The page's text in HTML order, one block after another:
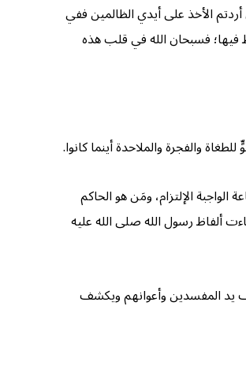
الأخذ على أيدي الظالمين ففي
فيها؛ فسبحان الله في قلب هذه
والفجرة والملاحدة أينما كانوا.
الإلتزام، ومَن هو الحاكم
ألفاظ رسول الله صلى الله عليه
يد المفسدين وأعوانهم ويكشف